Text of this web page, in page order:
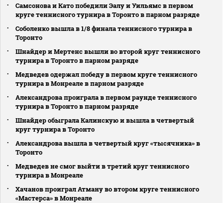
Самсонова и Като победили Эалу и Уильямс в первом
круге теннисного турнира в Торонто в парном разряде
Соболенко вышла в 1/8 финала теннисного турнира в
Торонто
Шнайдер и Мертенс вышли во второй круг теннисного
турнира в Торонто в парном разряде
Медведев одержал победу в первом круге теннисного
турнира в Монреале в парном разряде
Александрова проиграла в первом раунде теннисного
турнира в Торонто в парном разряде
Шнайдер обыграла Калинскую и вышла в четвертый
круг турнира в Торонто
Александрова вышла в четвертый круг «тысячника» в
Торонто
Медведев не смог выйти в третий круг теннисного
турнира в Монреале
Хачанов проиграл Атману во втором круге теннисного
«Мастерса» в Монреале